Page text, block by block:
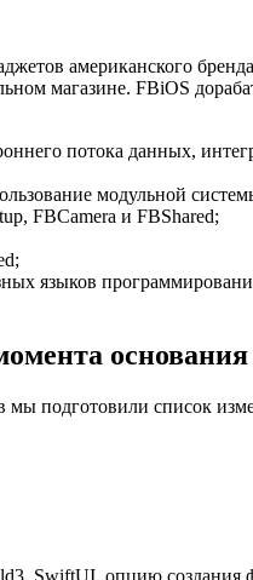
американского
магазине. FBiOS
потока данных,
модульной
FBCamera и FBShared;
языков
основания
мы подготовили список